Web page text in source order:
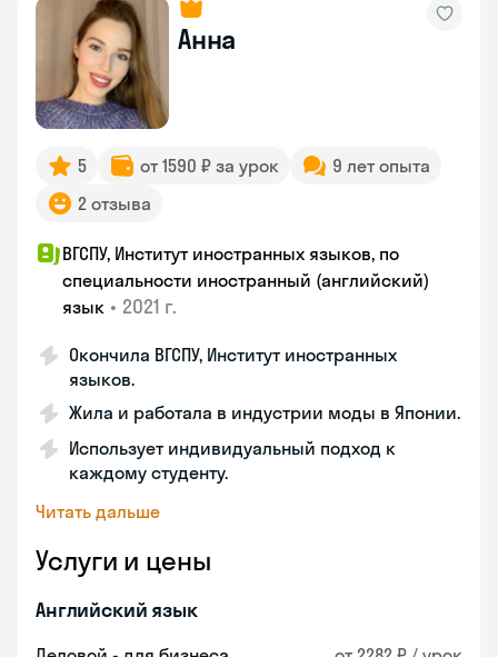
Анна
5 от 1590 ₽ за урок
9 лет опыта
2 отзыва
ВГСПУ, Институт иностранных языков, по
специальности иностранный (английский)
язык • 2021 г.
Окончила ВГСПУ, Институт иностранных
языков.
Жила и работала в индустрии моды в Японии.
Использует индивидуальный подход к
каждому студенту.
Читать дальше
Услуги и цены
Английский язык